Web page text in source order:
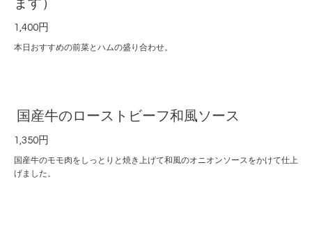
ます）
1,400円
本日おすすめの前菜とハムの盛り合わせ。
国産牛のローストビーフ和風ソース
1,350円
国産牛のモモ肉をしっとりと焼き上げて和風のオニオンソースをかけて仕上
げました。